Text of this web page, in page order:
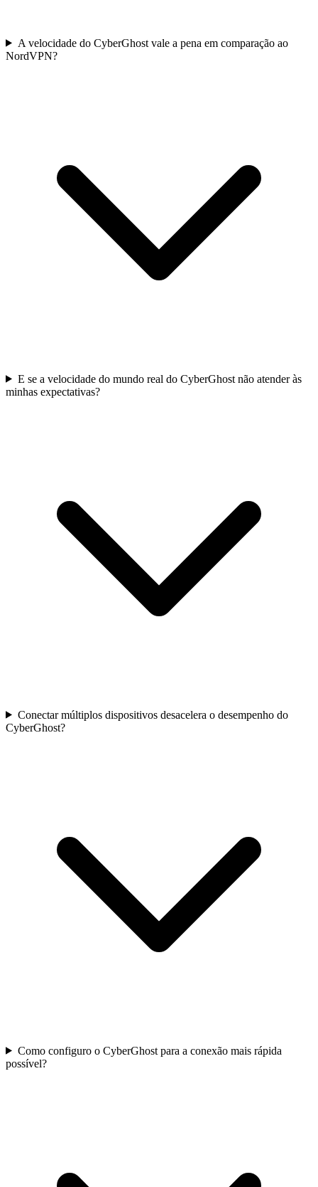
A velocidade do CyberGhost vale a pena em comparação ao
NordVPN?
E se a velocidade do mundo real do CyberGhost não atender às
minhas expectativas?
Conectar múltiplos dispositivos desacelera o desempenho do
CyberGhost?
Como configuro o CyberGhost para a conexão mais rápida
possível?